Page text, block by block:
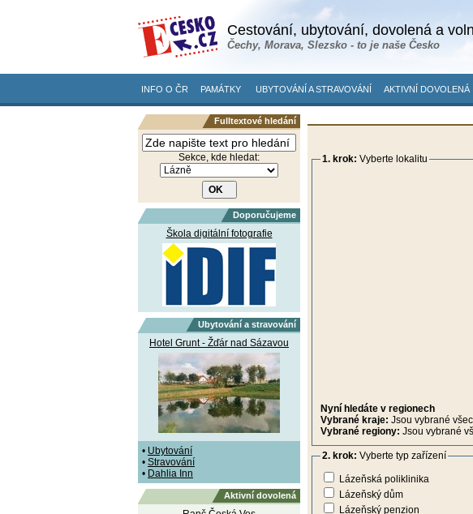
Cestování, ubytování, dovolená a
Čechy, Morava, Slezsko - to je naše Česko
INFO O ČR PAMÁTKY UBYTOVÁNÍ A STRAVOVÁNÍ AKTIVNÍ DOVOLENÁ
Fulltextové hledání
Sekce, kde hledat:
Doporučujeme
Škola digitální fotografie
Ubytování a stravování
Hotel Grunt - Žďár nad Sázavou
• Ubytování
• Stravování
• Dahlia Inn
Aktivní dovolená
1. krok: Vyberte lokalitu
Nyní hledáte v regionech
Vybrané kraje: Jsou vybrané
Vybrané regiony: Jsou vybrané
2. krok: Vyberte typ zařízení
Lázeňská poliklinika
Lázeňský dům
Lázeňský penzion